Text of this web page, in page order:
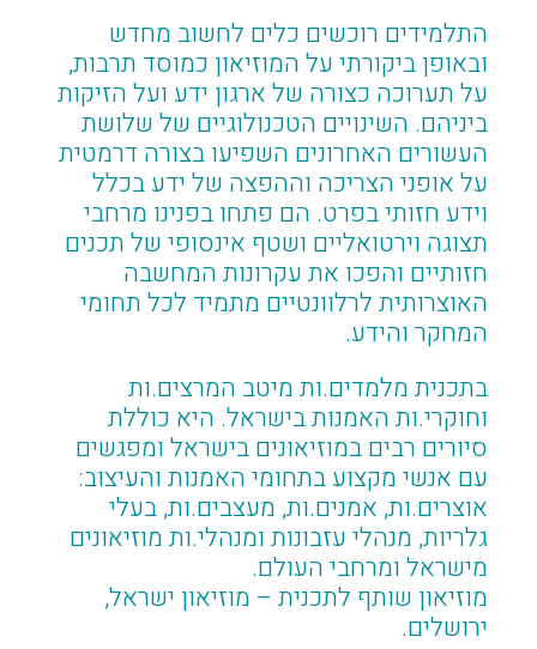
התלמידים רוכשים כלים לחשוב מחדש
ובאופן ביקורתי על המוזיאון כמוסד תרבות,
על תערוכה כצורה של ארגון ידע ועל הזיקות
ביניהם. השינויים הטכנולוגיים של שלושת
העשורים האחרונים השפיעו בצורה דרמטית
על אופני הצריכה וההפצה של ידע בכלל
וידע חזותי בפרט. הם פתחו בפנינו מרחבי
תצוגה וירטואליים ושטף אינסופי של תכנים
חזותיים והפכו את עקרונות המחשבה
האוצרותית לרלוונטיים מתמיד לכל תחומי
המחקר והידע.
בתכנית מלמדים.ות מיטב המרצים.ות
וחוקרי.ות האמנות בישראל. היא כוללת
סיורים רבים במוזיאונים בישראל ומפגשים
עם אנשי מקצוע בתחומי האמנות והעיצוב:
אוצרים.ות, אמנים.ות, מעצבים.ות, בעלי
גלריות, מנהלי עזבונות ומנהלי.ות מוזיאונים
מישראל ומרחבי העולם.
מוזיאון שותף לתכנית – מוזיאון ישראל,
ירושלים.